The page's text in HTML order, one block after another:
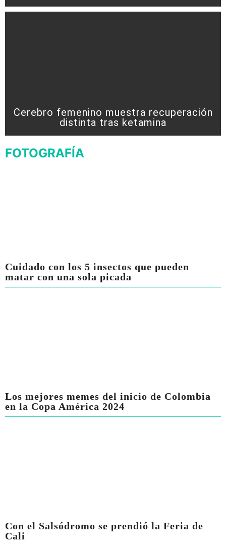
Cerebro femenino muestra recuperación
distinta tras ketamina
FOTOGRAFÍA
Cuidado con los 5 insectos que pueden
matar con una sola picada
Los mejores memes del inicio de Colombia
en la Copa América 2024
Con el Salsódromo se prendió la Feria de
Cali